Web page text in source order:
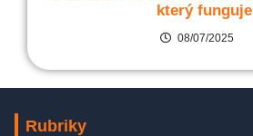
který funguje
08/07/2025
Rubriky